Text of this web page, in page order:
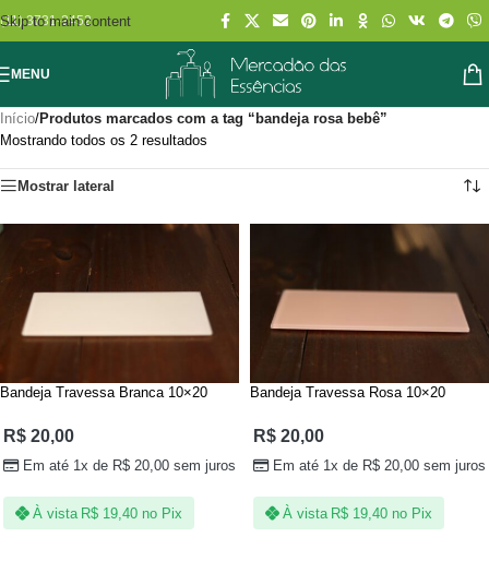
Skip to main content
(11) 3731-2452
MENU
Início/Produtos marcados com a tag “bandeja rosa bebê”
Mostrando todos os 2 resultados
Mostrar lateral
Bandeja Travessa Branca 10×20
R$20,00
Em até 1x de R$ 20,00 sem juros
À vista R$ 19,40 no Pix
Bandeja Travessa Rosa 10×20
R$20,00
Em até 1x de R$ 20,00 sem juros
À vista R$ 19,40 no Pix